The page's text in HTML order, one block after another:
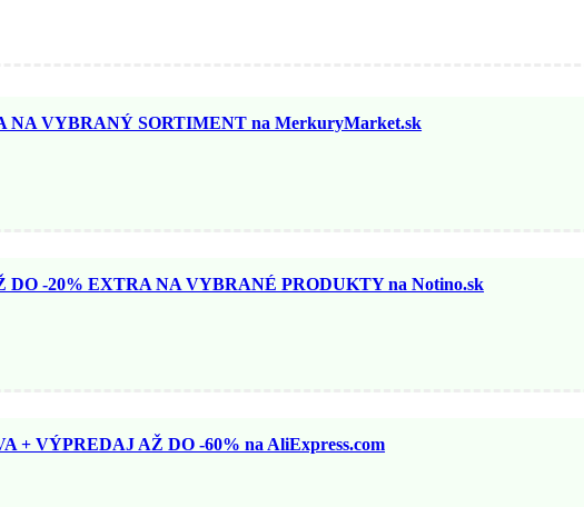
VYBRANÝ SORTIMENT na MerkuryMarket.sk
-20% EXTRA NA VYBRANÉ PRODUKTY na Notino.sk
VÝPREDAJ AŽ DO -60% na AliExpress.com